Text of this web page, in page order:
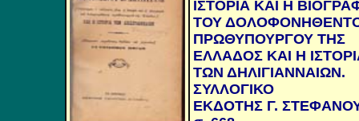
ΙΣΤΟΡΙΑ ΚΑΙ Η
ΤΟΥ
ΠΡΩΘΥΠΟΥΡΓΟΥ ΤΗΣ
ΕΛΛΑΔΟΣ ΚΑΙ Η
ΤΩΝ ΔΗΛΙΓΙΑΝΝΑΙΩΝ.
ΣΥΛΛΟΓΙΚΟ
ΕΚΔΟΤΗΣ Γ.